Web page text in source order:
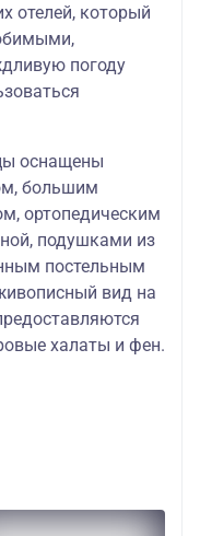
отелей, который
погоду
оснащены
большим
ортопедическим
подушками из
постельным
вид на
халаты и фен.